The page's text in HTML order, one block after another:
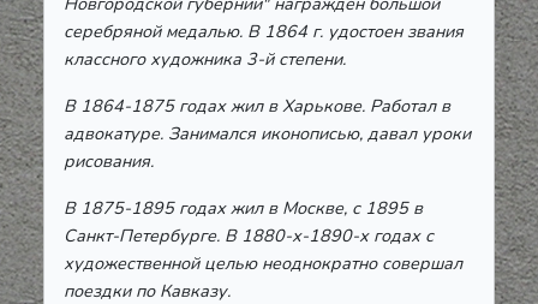
серебряной медалью. В 1864 г. удостоен звания
классного художника 3-й степени.
В 1864-1875 годах жил в Харькове. Работал в
адвокатуре. Занимался иконописью, давал уроки
рисования.
В 1875-1895 годах жил в Москве, с 1895 в
Санкт-Петербурге. В 1880-х-1890-х годах с
художественной целью неоднократно совершал
поездки по Кавказу.